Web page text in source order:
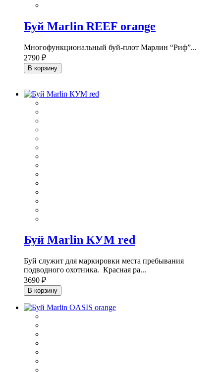
Буй Marlin REEF orange
Многофункциональный буй-плот Марлин “Риф”...
2790 ₽
В корзину
Буй Marlin КУМ red
Буй служит для маркировки места пребывания
подводного охотника. Красная ра...
3690 ₽
В корзину